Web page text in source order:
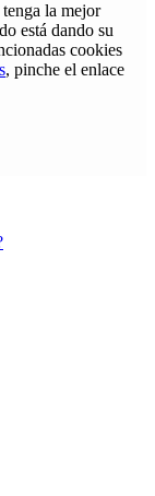
la mejor
está dando su
cookies
, pinche el enlace